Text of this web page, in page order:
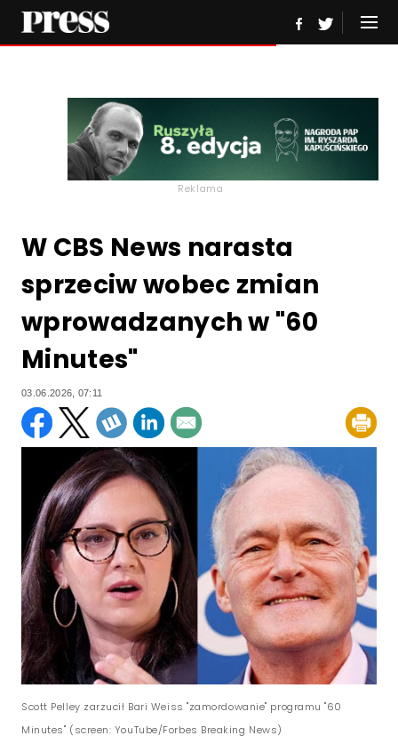
Reklama
W CBS News narasta
sprzeciw wobec zmian
wprowadzanych w "60
Minutes"
03.06.2026, 07:11
Scott Pelley zarzucił Bari Weiss "zamordowanie" programu "60
Minutes" (screen: YouTube/Forbes Breaking News)